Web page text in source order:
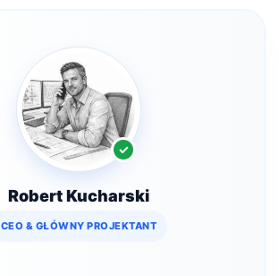
Robert Kucharski
CEO & GŁÓWNY PROJEKTANT